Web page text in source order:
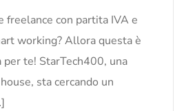
freelance con partita IVA e
working? Allora questa è
per te! StarTech400, una
sta cercando un